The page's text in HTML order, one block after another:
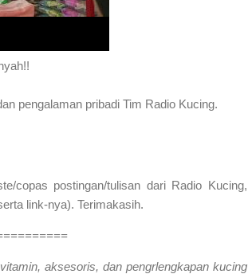
pengalaman pribadi Tim Radio Kucing.
copas postingan/tulisan dari Radio Kucing,
link-nya). Terimakasih.
aksesoris, dan pengrlengkapan kucing